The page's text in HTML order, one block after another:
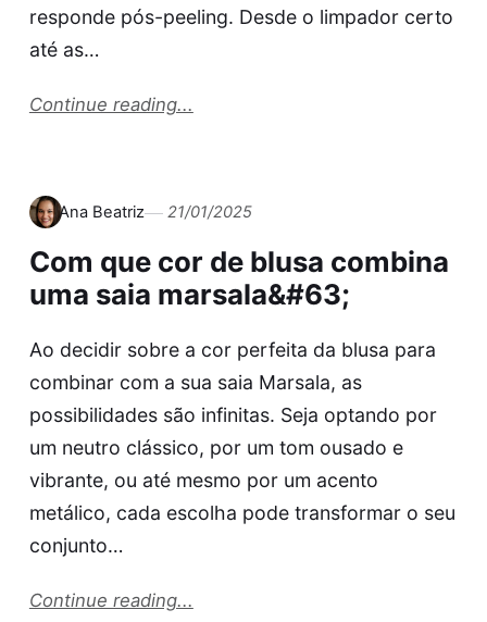
responde pós-peeling. Desde o limpador certo
até as…
Continue reading...
Ana Beatriz 21/01/2025
Com que cor de blusa combina
uma saia marsala&#63;
Ao decidir sobre a cor perfeita da blusa para
combinar com a sua saia Marsala, as
possibilidades são infinitas. Seja optando por
um neutro clássico, por um tom ousado e
vibrante, ou até mesmo por um acento
metálico, cada escolha pode transformar o seu
conjunto…
Continue reading...